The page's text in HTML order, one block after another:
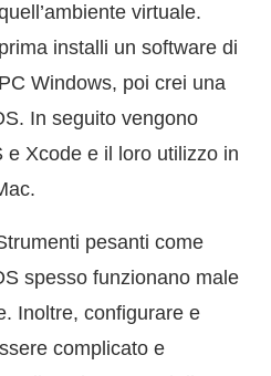
virtuale.
installi un software di
Windows, poi crei una
In seguito vengono
e Xcode e il loro utilizzo in
pesanti come
spesso funzionano male
Inoltre, configurare e
complicato e